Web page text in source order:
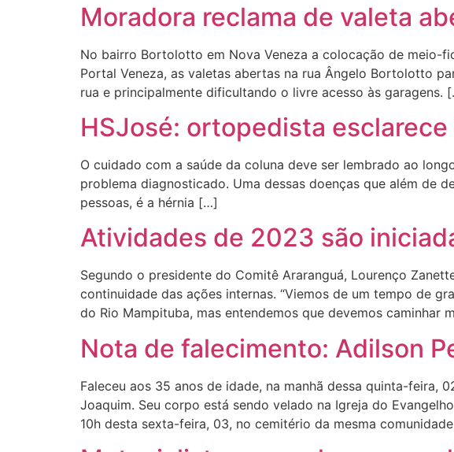
Moradora reclama de valeta
No bairro Bortolotto em Nova Veneza a colocação de meio-
Portal Veneza, as valetas abertas na rua Ângelo Bortolotto
rua e principalmente dificultando o livre acesso às garagens.
HSJosé: ortopedista
O cuidado com a saúde da coluna deve ser lembrado ao
problema diagnosticado. Uma dessas doenças que além de
pessoas, é a hérnia […]
Atividades de 2023 são
Segundo o presidente do Comitê Araranguá, Lourenço
continuidade das ações internas. “Viemos de um tempo de
do Rio Mampituba, mas entendemos que devemos caminhar
Nota de falecimento: Adilson
Faleceu aos 35 anos de idade, na manhã dessa quinta-feira,
Joaquim. Seu corpo está sendo velado na Igreja do
10h desta sexta-feira, 03, no cemitério da mesma